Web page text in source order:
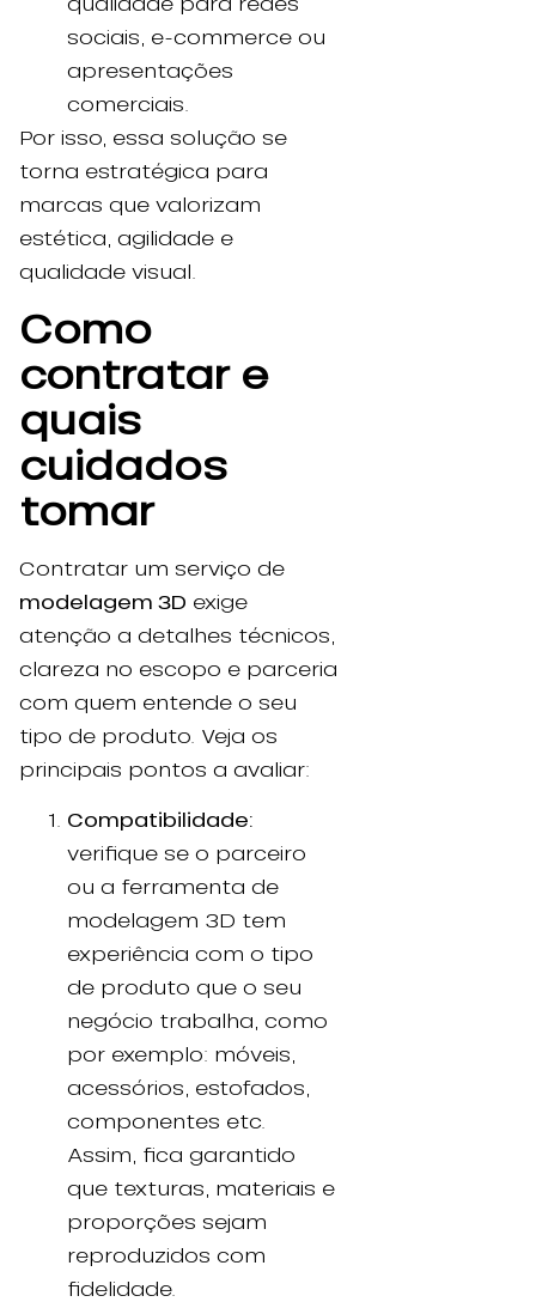
sociais, e-commerce ou
apresentações
comerciais.
Por isso, essa solução se
torna estratégica para
marcas que valorizam
estética, agilidade e
qualidade visual.
Como
contratar e
quais
cuidados
tomar
Contratar um serviço de
modelagem 3D exige
atenção a detalhes técnicos,
clareza no escopo e parceria
com quem entende o seu
tipo de produto. Veja os
principais pontos a avaliar:
Compatibilidade:
verifique se o parceiro
ou a ferramenta de
modelagem 3D tem
experiência com o tipo
de produto que o seu
negócio trabalha, como
por exemplo: móveis,
acessórios, estofados,
componentes etc.
Assim, fica garantido
que texturas, materiais e
proporções sejam
reproduzidos com
fidelidade.